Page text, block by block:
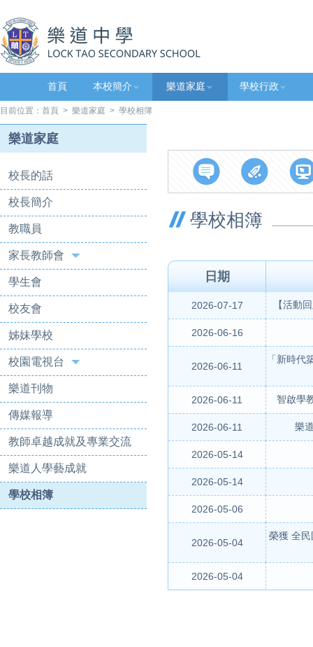
首頁 本校簡介 樂道家庭 學校行政
目前位置： 首頁 > 樂道家庭 > 學校相簿
樂道家庭
校長的話
校長簡介
教職員
家長教師會
學生會
校友會
姊妹學校
校園電視台
樂道刊物
傳媒報導
教師卓越成就及專業交流
樂道人學藝成就
學校相簿
學校相簿
日期
2026-07-17 【活動
2026-06-16
2026-06-11
「新時
2026-06-11 智啟學
2026-06-11 樂
2026-05-14
2026-05-14
2026-05-06
2026-05-04
榮獲 全
2026-05-04